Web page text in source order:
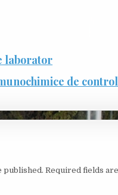
laborator
de
published. Required fields